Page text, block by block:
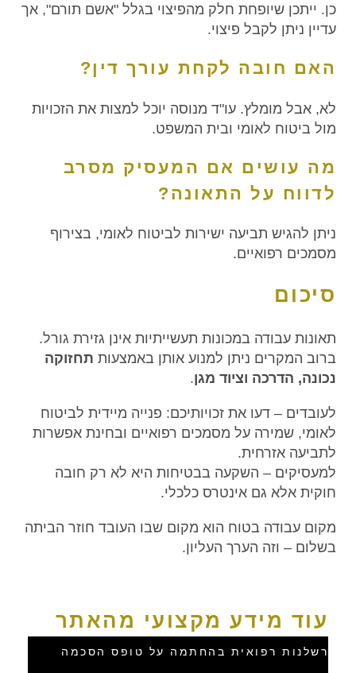
כן. ייתכן שיופחת חלק מהפיצוי בגלל "אשם תורם", אך
עדיין ניתן לקבל פיצוי.
האם חובה לקחת עורך דין?
לא, אבל מומלץ. עו"ד מנוסה יוכל למצות את הזכויות
מול ביטוח לאומי ובית המשפט.
מה עושים אם המעסיק מסרב
לדווח על התאונה?
ניתן להגיש תביעה ישירות לביטוח לאומי, בצירוף
מסמכים רפואיים.
סיכום
תאונות עבודה במכונות תעשייתיות אינן גזירת גורל.
ברוב המקרים ניתן למנוע אותן באמצעות תחזוקה
נכונה, הדרכה וציוד מגן.
לעובדים – דעו את זכויותיכם: פנייה מיידית לביטוח
לאומי, שמירה על מסמכים רפואיים ובחינת אפשרות
לתביעה אזרחית.
למעסיקים – השקעה בבטיחות היא לא רק חובה
חוקית אלא גם אינטרס כלכלי.
מקום עבודה בטוח הוא מקום שבו העובד חוזר הביתה
בשלום – וזה הערך העליון.
עוד מידע מקצועי מהאתר
רשלנות רפואית בהחתמה על טופס הסכמה